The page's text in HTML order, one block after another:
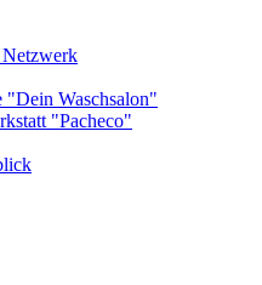
"Dein Waschsalon"
"Pacheco"